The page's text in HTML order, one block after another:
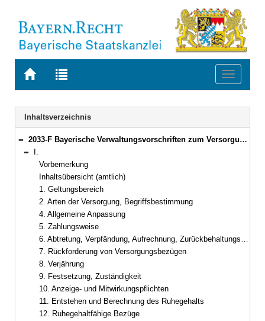
Zur
BAYERN.RECHT
Zur
letzten
Suche
Toggle
Navigation
Inhaltsverzeichnis
Bereich reduzieren
2033-F Bayerische Verwaltungsvorschriften zum Versorgungsrecht (BayVV-Versorgung) Bekanntmachung des Bayerischen Staatsministeriums der Finanzen vom 20. September 2012, Az. 24 - P 1601 - 043 - 38 950/11 (FMBl. S. 394)
Bereich reduzieren
I.
Vorbemerkung
Inhaltsübersicht (amtlich)
1. Geltungsbereich
2. Arten der Versorgung, Begriffsbestimmung
4. Allgemeine Anpassung
5. Zahlungsweise
6. Abtretung, Verpfändung, Aufrechnung, Zurückbehaltungsrecht
7. Rückforderung von Versorgungsbezügen
8. Verjährung
9. Festsetzung, Zuständigkeit
10. Anzeige- und Mitwirkungspflichten
11. Entstehen und Berechnung des Ruhegehalts
12. Ruhegehaltfähige Bezüge